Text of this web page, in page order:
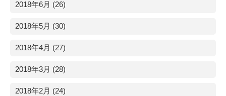
2018年6月 (26)
2018年5月 (30)
2018年4月 (27)
2018年3月 (28)
2018年2月 (24)